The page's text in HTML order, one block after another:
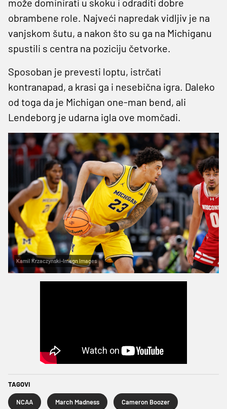
može dominirati u skoku i odraditi dobre
obrambene role. Najveći napredak vidljiv je na
vanjskom šutu, a nakon što su ga na Michiganu
spustili s centra na poziciju četvorke.
Sposoban je prevesti loptu, istrčati
kontranapad, a krasi ga i nesebična igra. Daleko
od toga da je Michigan one-man bend, ali
Lendeborg je udarna igla ove momčadi.
Kamil Krzaczynski-Imagn Images
TAGOVI
NCAA March Madness Cameron Boozer